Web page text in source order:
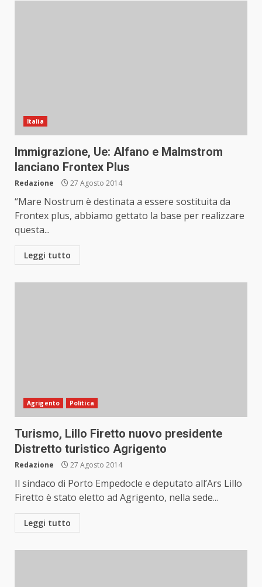
Italia
Immigrazione, Ue: Alfano e Malmstrom
lanciano Frontex Plus
Redazione 27 Agosto 2014
“Mare Nostrum è destinata a essere sostituita da
Frontex plus, abbiamo gettato la base per realizzare
questa...
Leggi tutto
Agrigento Politica
Turismo, Lillo Firetto nuovo presidente
Distretto turistico Agrigento
Redazione 27 Agosto 2014
Il sindaco di Porto Empedocle e deputato all’Ars Lillo
Firetto è stato eletto ad Agrigento, nella sede...
Leggi tutto